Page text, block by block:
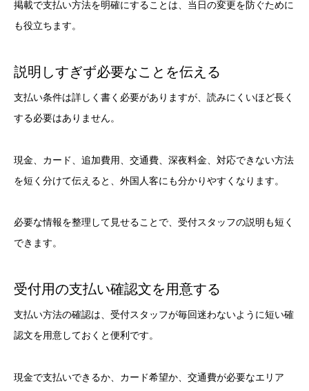
掲載で支払い方法を明確にすることは、当日の変更を防ぐために
も役立ちます。
説明しすぎず必要なことを伝える
支払い条件は詳しく書く必要がありますが、読みにくいほど長く
する必要はありません。
現金、カード、追加費用、交通費、深夜料金、対応できない方法
を短く分けて伝えると、外国人客にも分かりやすくなります。
必要な情報を整理して見せることで、受付スタッフの説明も短く
できます。
受付用の支払い確認文を用意する
支払い方法の確認は、受付スタッフが毎回迷わないように短い確
認文を用意しておくと便利です。
現金で支払いできるか、カード希望か、交通費が必要なエリア